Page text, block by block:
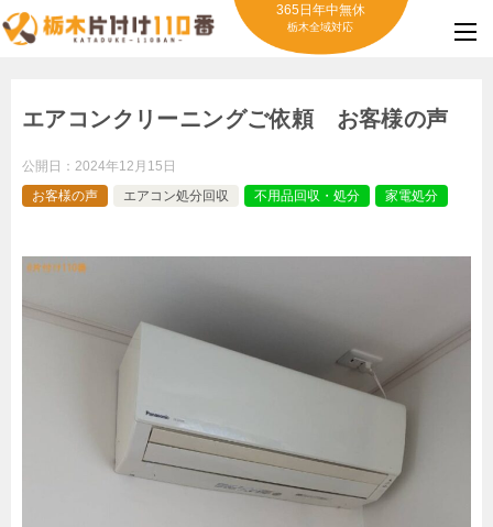
365日年中無休
栃木全域対応
エアコンクリーニングご依頼 お客様の声
公開日： 2024年12月15日
お客様の声
エアコン処分回収 不用品回収・処分 家電処分